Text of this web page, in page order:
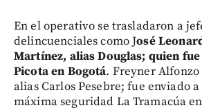
En el operativo se trasladaron a
delincuenciales como José
Martínez, alias Douglas; quien
Picota en Bogotá. Freyner
alias Carlos Pesebre; fue enviado
máxima seguridad La Tramacúa